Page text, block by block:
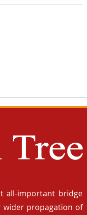
all-important bridge
wider propagation of